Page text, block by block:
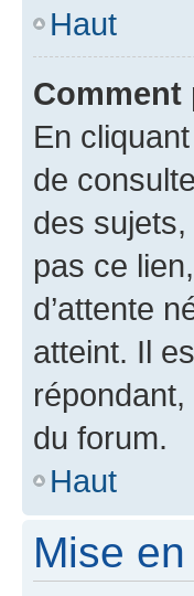
Haut
Comment
En
de
des
pas ce
d’attente
atteint. Il
du forum.
Haut
Mise